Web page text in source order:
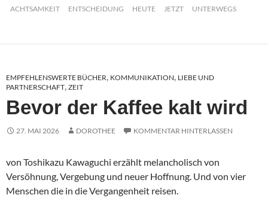
ACHTSAMKEIT ENTSCHEIDUNG HEUTE JETZT UNTERWEGS
EMPFEHLENSWERTE BÜCHER, KOMMUNIKATION, LIEBE UND
PARTNERSCHAFT, ZEIT
Bevor der Kaffee kalt wird
27. MAI 2026 DOROTHEE KOMMENTAR HINTERLASSEN
von Toshikazu Kawaguchi erzählt melancholisch von
Versöhnung, Vergebung und neuer Hoffnung. Und von vier
Menschen die in die Vergangenheit reisen.